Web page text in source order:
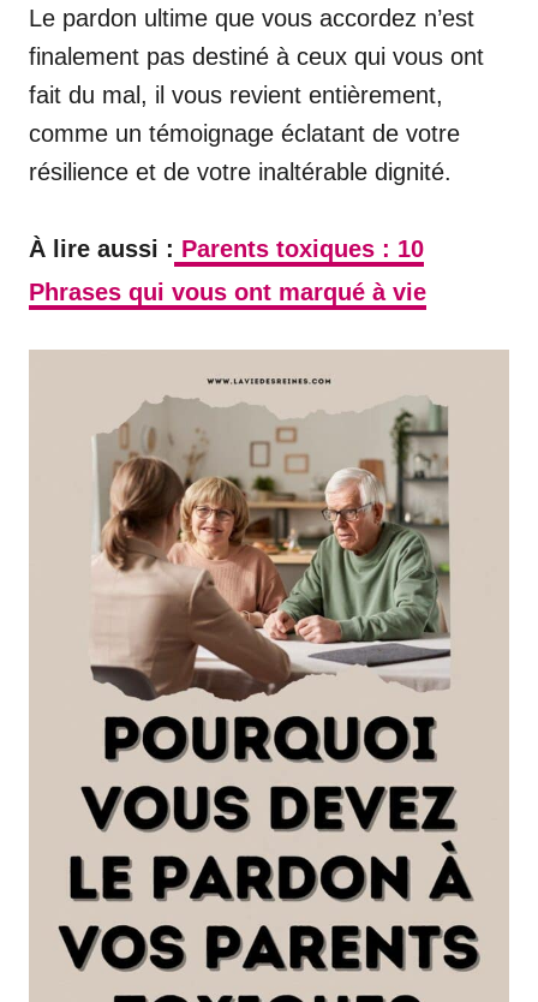
Le pardon ultime que vous accordez n’est
finalement pas destiné à ceux qui vous ont
fait du mal, il vous revient entièrement,
comme un témoignage éclatant de votre
résilience et de votre inaltérable dignité.
À lire aussi : Parents toxiques : 10
Phrases qui vous ont marqué à vie